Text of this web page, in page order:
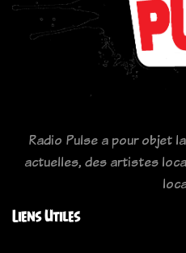
Radio Pulse a pour objet
actuelles, des artistes
Liens Utiles